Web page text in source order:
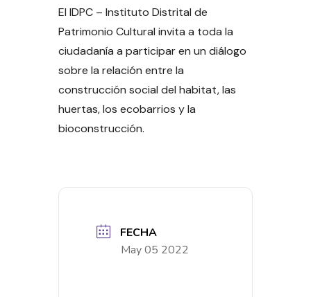
El IDPC – Instituto Distrital de
Patrimonio Cultural invita a toda la
ciudadanía a participar en un diálogo
sobre la relación entre la
construcción social del habitat, las
huertas, los ecobarrios y la
bioconstrucción.
FECHA
May 05 2022